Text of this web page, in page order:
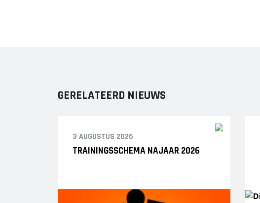
GERELATEERD NIEUWS
3 AUGUSTUS 2026
TRAININGSSCHEMA NAJAAR 2026